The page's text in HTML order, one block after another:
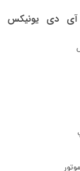
دی یونیکس